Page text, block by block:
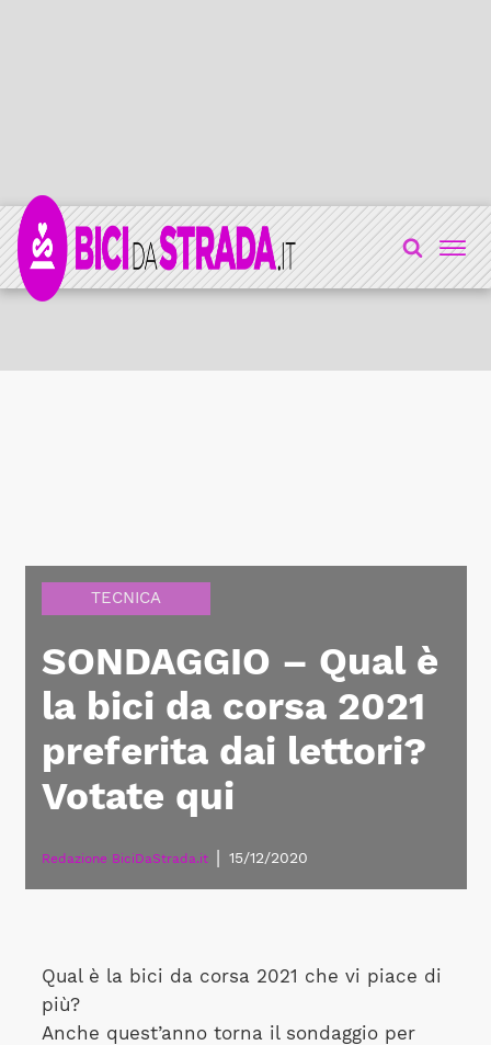
TECNICA
SONDAGGIO – Qual è
la bici da corsa 2021
preferita dai lettori?
Votate qui
Redazione BiciDaStrada.it 15/12/2020
Qual è la bici da corsa 2021 che vi piace di
più?
Anche quest’anno torna il sondaggio per